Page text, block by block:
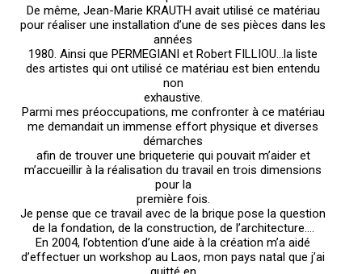
De même, Jean-Marie KRAUTH avait utilisé ce matériau
pour réaliser une installation d’une de ses pièces dans les
années
1980. Ainsi que PERMEGIANI et Robert FILLIOU…la liste
des artistes qui ont utilisé ce matériau est bien entendu
non
exhaustive.
Parmi mes préoccupations, me confronter à ce matériau
me demandait un immense effort physique et diverses
démarches
afin de trouver une briqueterie qui pouvait m’aider et
m’accueillir à la réalisation du travail en trois dimensions
pour la
première fois.
Je pense que ce travail avec de la brique pose la question
de la fondation, de la construction, de l’architecture….
En 2004, l’obtention d’une aide à la création m’a aidé
d’effectuer un workshop au Laos, mon pays natal que j’ai